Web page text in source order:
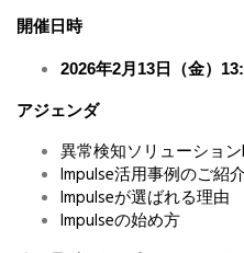
開催日時
2026年2月13日（金）
アジェンダ
異常検知ソリューション
Impulse活用事例のご紹介
Impulseが選ばれる理由
Impulseの始め方